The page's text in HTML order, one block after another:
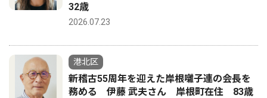
32歳
2026.07.23
港北区
新稽古55周年を迎えた岸根囃子連の会長を
務める 伊藤 武夫さん 岸根町在住 83歳